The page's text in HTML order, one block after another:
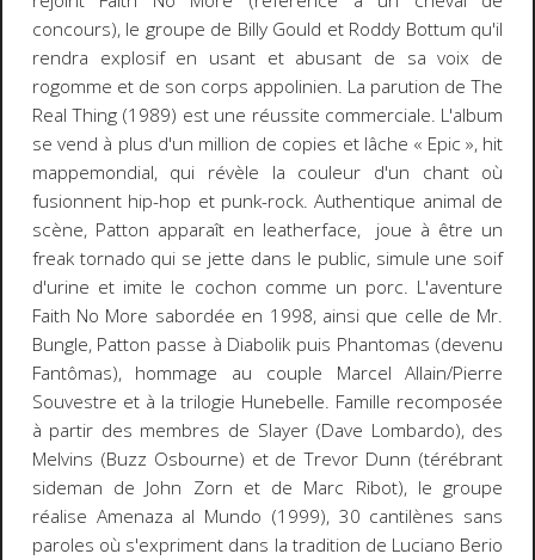
concours), le groupe de Billy Gould et Roddy Bottum qu'il
rendra explosif en usant et abusant de sa voix de
rogomme et de son corps appolinien. La parution deThe
Real Thing (1989) est une réussite commerciale. L'album
se vend à plus d'un million de copies et lâche « Epic », hit
mappemondial, qui révèle la couleur d'un chant où
fusionnent hip-hop et punk-rock. Authentique animal de
scène, Patton apparaît en leatherface,
joue à être un
freak tornado qui se jette dans le public, simule une soif
d'urine et imite le cochon comme un porc. L'aventure
Faith No More sabordée en 1998, ainsi que celle de Mr.
Bungle, Patton passe à Diabolik puis Phantomas (devenu
Fantômas), hommage au couple Marcel Allain/Pierre
Souvestre et à la trilogie Hunebelle. Famille recomposée
à partir des membres de Slayer (Dave Lombardo), des
Melvins (Buzz Osbourne) et de Trevor Dunn (térébrant
sideman de John Zorn et de Marc Ribot), le groupe
réalise Amenaza al Mundo (1999), 30 cantilènes sans
paroles où s'expriment dans la tradition de Luciano Berio